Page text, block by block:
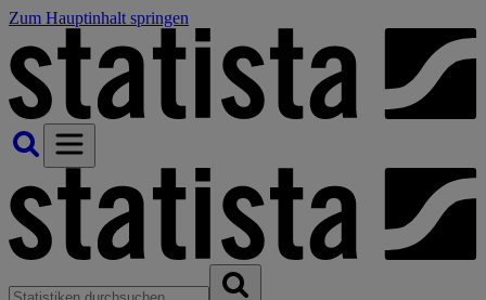
Zum Hauptinhalt springen